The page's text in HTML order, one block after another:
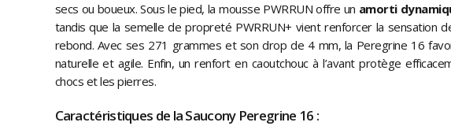
secs ou boueux. Sous le pied, la mousse PWRRUN offre un amorti
tandis que la semelle de propreté PWRRUN+ vient renforcer la sensation
rebond. Avec ses 271 grammes et son drop de 4 mm, la Peregrine 16
naturelle et agile. Enfin, un renfort en caoutchouc à l’avant protège
chocs et les pierres.
Caractéristiques de la Saucony Peregrine 16 :